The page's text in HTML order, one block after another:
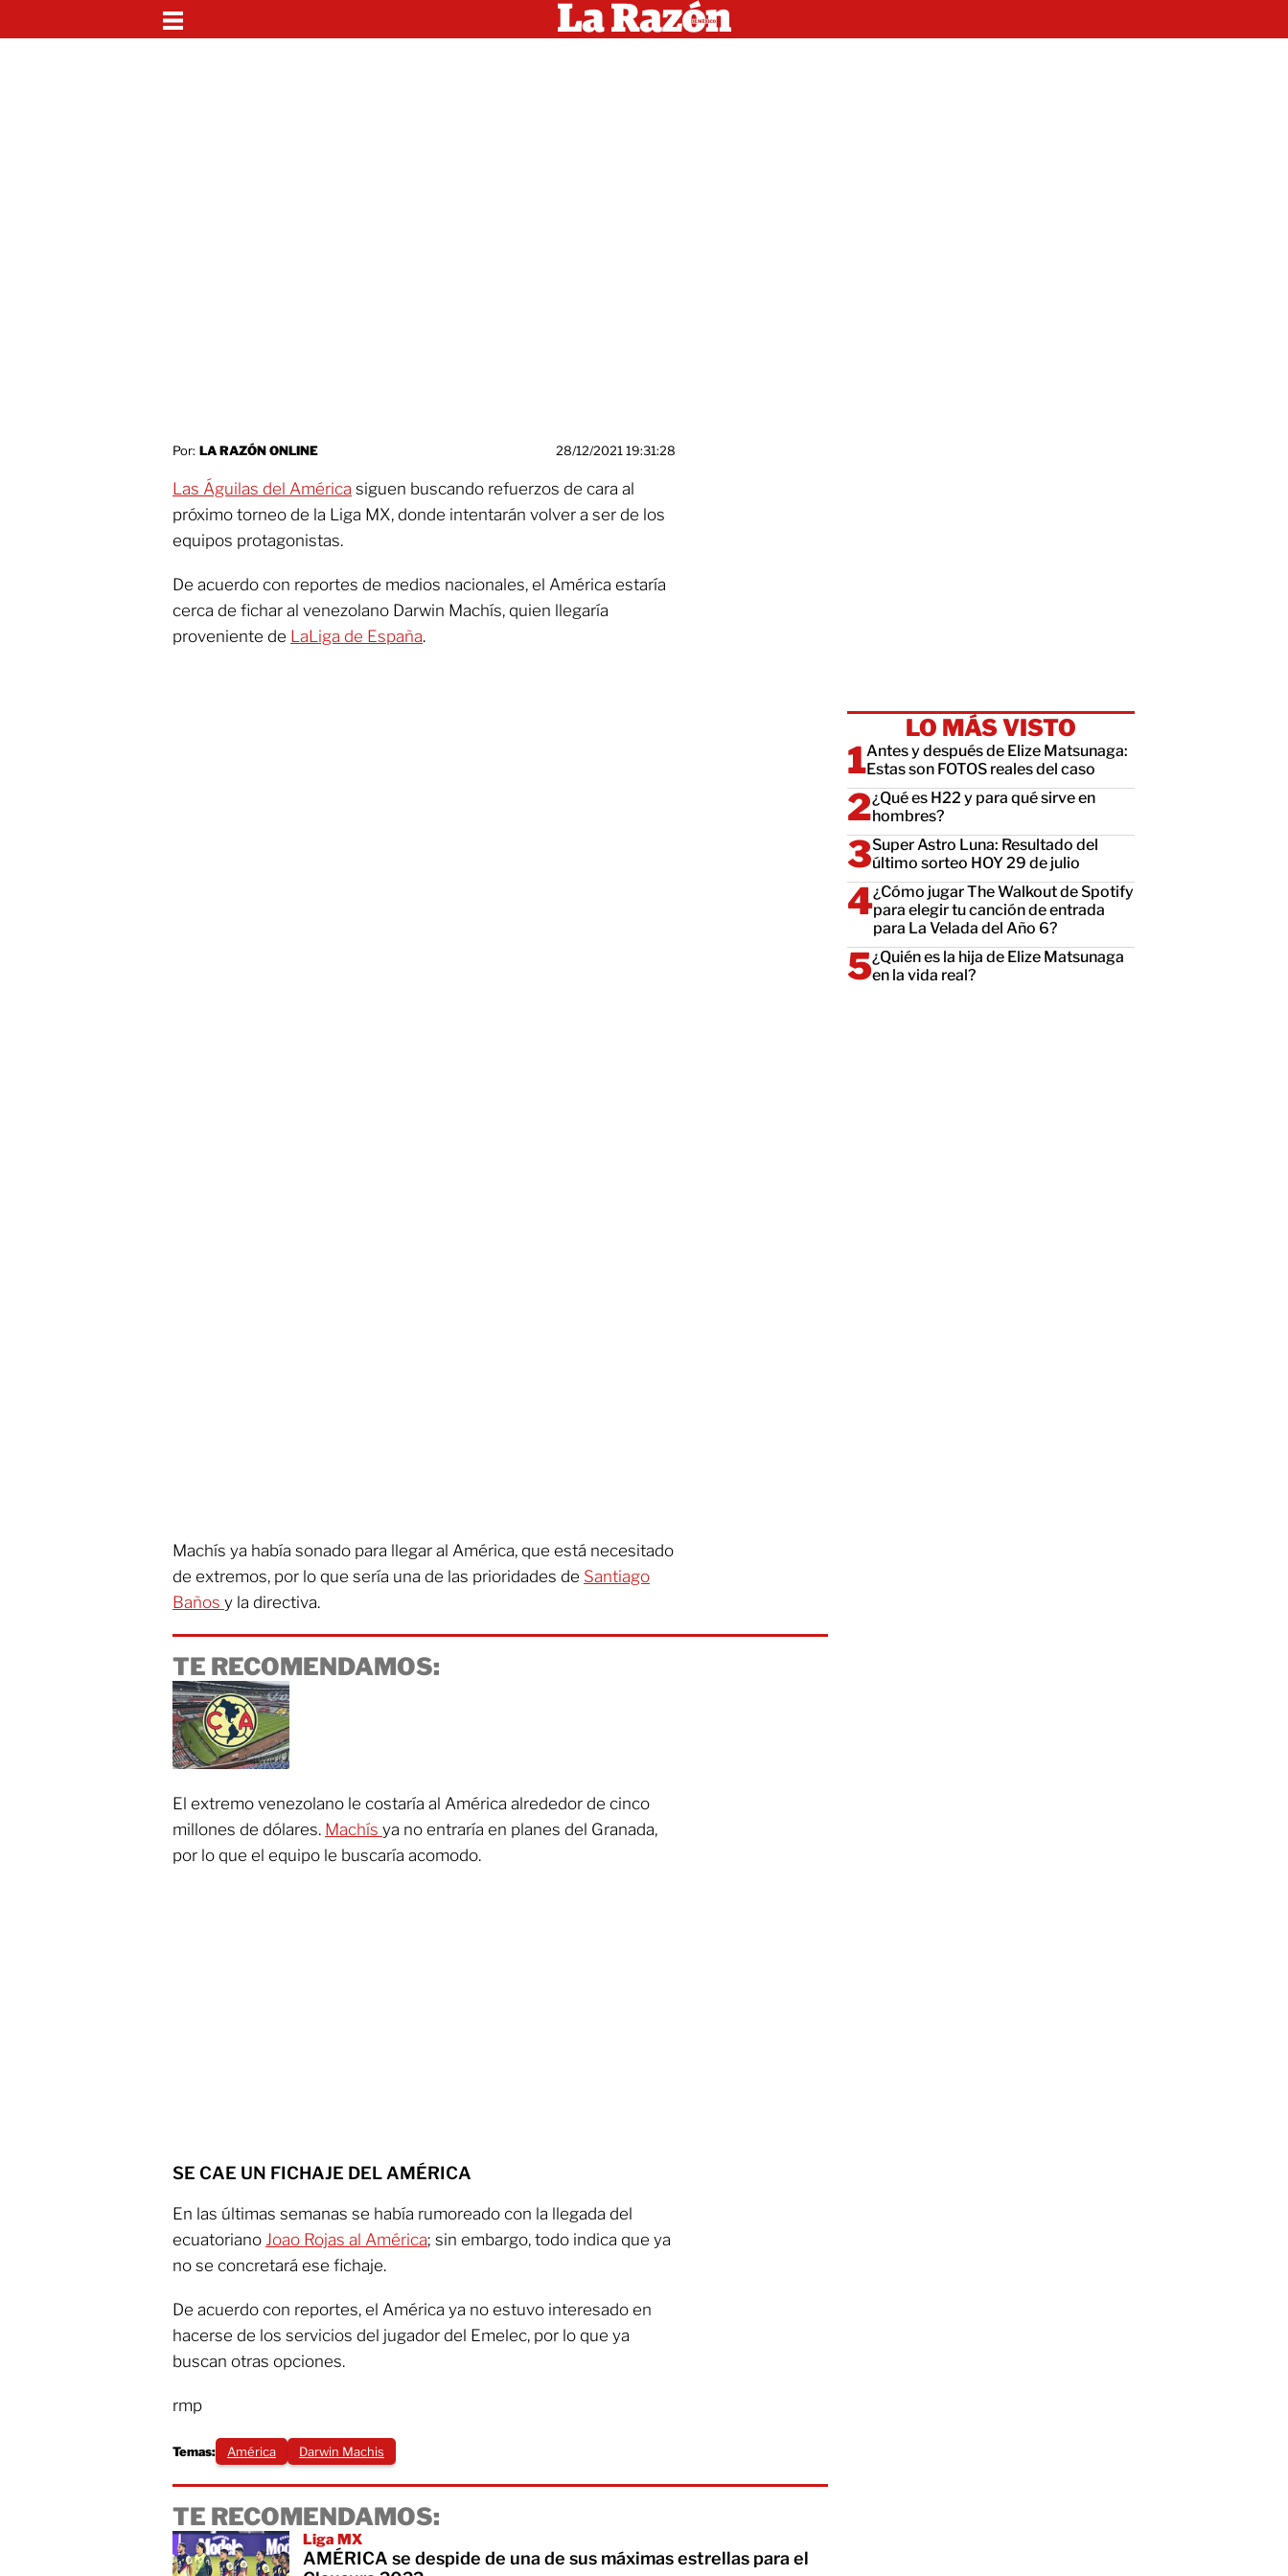
Por: LA RAZÓN ONLINE 28/12/2021 19:31:28
Las Águilas del América siguen buscando refuerzos de cara al
próximo torneo de la Liga MX, donde intentarán volver a ser de los
equipos protagonistas.
De acuerdo con reportes de medios nacionales, el América estaría
cerca de fichar al venezolano Darwin Machís, quien llegaría
proveniente de LaLiga de España.
Machís ya había sonado para llegar al América, que está necesitado
de extremos, por lo que sería una de las prioridades de Santiago
Baños y la directiva.
TE RECOMENDAMOS:
El extremo venezolano le costaría al América alrededor de cinco
millones de dólares. Machís ya no entraría en planes del Granada,
por lo que el equipo le buscaría acomodo.
SE CAE UN FICHAJE DEL AMÉRICA
En las últimas semanas se había rumoreado con la llegada del
ecuatoriano Joao Rojas al América; sin embargo, todo indica que ya
no se concretará ese fichaje.
De acuerdo con reportes, el América ya no estuvo interesado en
hacerse de los servicios del jugador del Emelec, por lo que ya
buscan otras opciones.
rmp
Temas: América Darwin Machis
TE RECOMENDAMOS:
Liga MX
AMÉRICA se despide de una de sus máximas estrellas para el
LO MÁS VISTO
Antes y después de Elize Matsunaga:
Estas son FOTOS reales del caso
¿Qué es H22 y para qué sirve en
hombres?
Super Astro Luna: Resultado del
último sorteo HOY 29 de julio
¿Cómo jugar The Walkout de Spotify
para elegir tu canción de entrada
para La Velada del Año 6?
¿Quién es la hija de Elize Matsunaga
en la vida real?